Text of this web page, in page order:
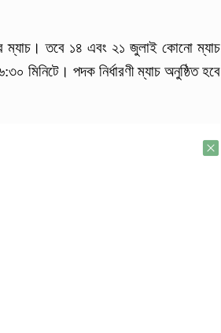
ম্যাচ। তবে ১৪ এবং ২১ জুলাই কোনো ম্যাচ
মিনিটে। পদক নির্ধারণী ম্যাচ অনুষ্ঠিত হবে